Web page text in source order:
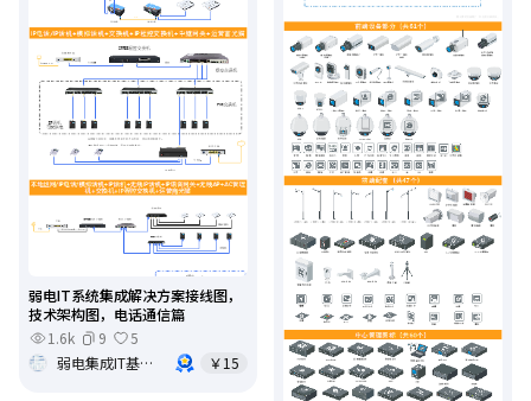
弱电IT系统集成解决方案接线图，
技术架构图，电话通信篇
1.6k
9
5
弱电集成IT基础架构运维
￥15